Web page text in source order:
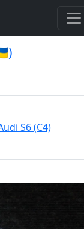
S6 (C4)